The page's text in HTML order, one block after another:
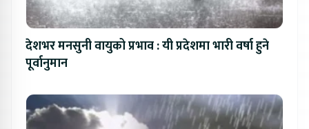
देशभर मनसुनी वायुको प्रभाव : यी प्रदेशमा भारी वर्षा हुने
पूर्वानुमान